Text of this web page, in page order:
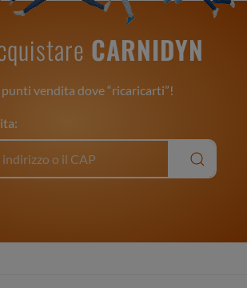
CARNIDYN
vendita dove “ricaricarti”!